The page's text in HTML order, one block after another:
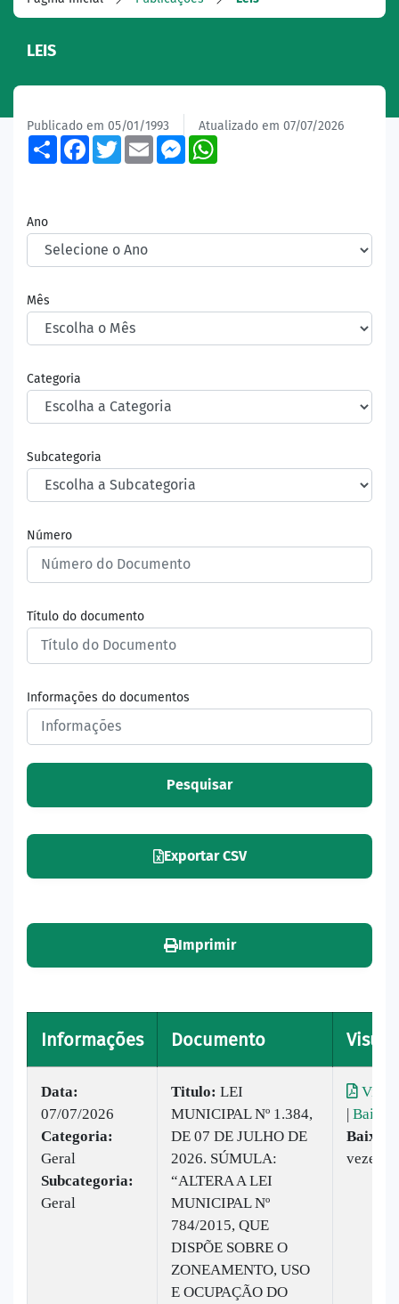
LEIS
Publicado em 05/01/1993 Atualizado em 07/07/2026
ShareFacebook
TwitterEmailMessenger
Ano
Mês
Categoria
Subcategoria
Número
Título do documento
Informações do documentos
Pesquisar
Exportar CSV
Imprimir
Informações Documento
Data:
07/07/2026
Categoria:
Geral
Subcategoria:
Geral
Titulo: LEI
MUNICIPAL Nº 1.384,
DE 07 DE JULHO DE
2026. SÚMULA:
“ALTERA A LEI
MUNICIPAL Nº
784/2015, QUE
DISPÕE SOBRE O
ZONEAMENTO, USO
E OCUPAÇÃO DO
| Baixar
vezes